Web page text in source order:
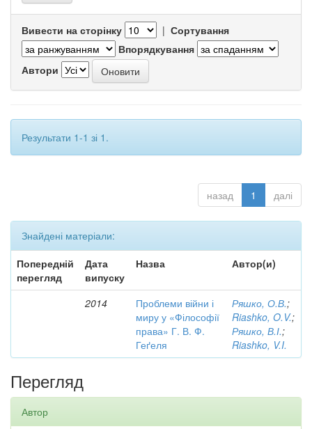
Вивести на сторінку | Сортування
Впорядкування
Автори
Результати 1-1 зі 1.
назад 1 далі
Знайдені матеріали:
Попередній
перегляд
Дата
випуску
Назва Автор(и)
2014
Проблеми війни і
миру у «Філософії
права» Г. В. Ф.
Геґеля
Ряшко, О.В.;
Riashko, O.V.;
Ряшко, В.І.;
Riashko, V.I.
Перегляд
Автор